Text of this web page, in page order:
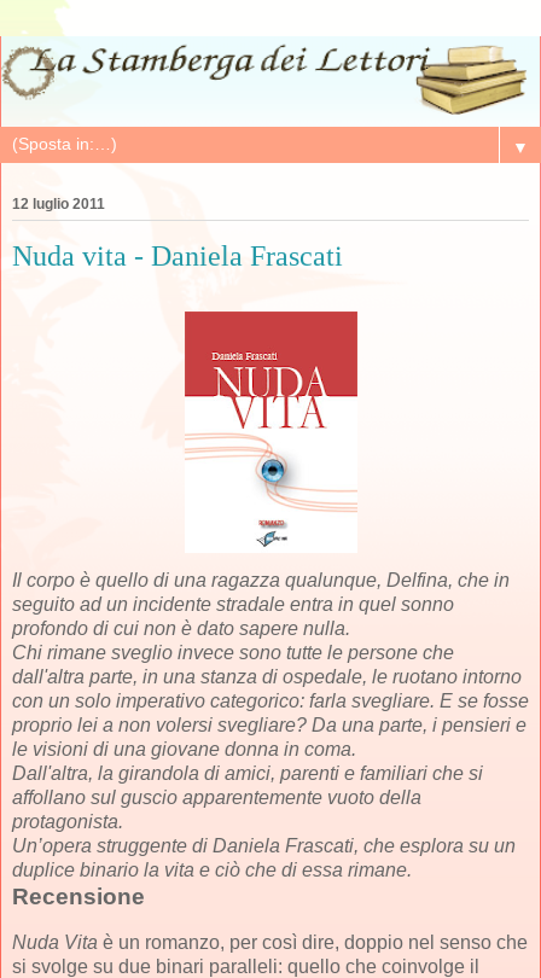
▼
12 luglio 2011
Nuda vita - Daniela Frascati
Il corpo è quello di una ragazza qualunque, Delfina, che in
seguito ad un incidente stradale entra in quel sonno
profondo di cui non è dato sapere nulla.
Chi rimane sveglio invece sono tutte le persone che
dall'altra parte, in una stanza di ospedale, le ruotano intorno
con un solo imperativo categorico: farla svegliare. E se fosse
proprio lei a non volersi svegliare? Da una parte, i pensieri e
le visioni di una giovane donna in coma.
Dall'altra, la girandola di amici, parenti e familiari che si
affollano sul guscio apparentemente vuoto della
protagonista.
Un’opera struggente di Daniela Frascati, che esplora su un
duplice binario la vita e ciò che di essa rimane.
Recensione
Nuda Vita è un romanzo, per così dire, doppio nel senso che
si svolge su due binari paralleli: quello che coinvolge il